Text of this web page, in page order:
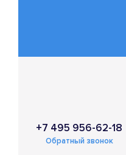
+7 495 956-62-18
Обратный звонок